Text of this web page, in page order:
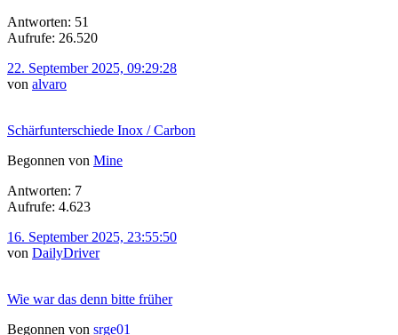
Antworten: 51
Aufrufe: 26.520
22. September 2025, 09:29:28
von alvaro
Schärfunterschiede Inox / Carbon
Begonnen von Mine
Antworten: 7
Aufrufe: 4.623
16. September 2025, 23:55:50
von DailyDriver
Wie war das denn bitte früher
Begonnen von srge01